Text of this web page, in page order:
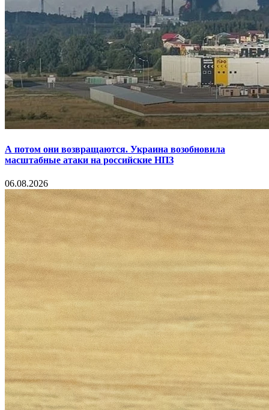
А потом они возвращаются. Украина возобновила
масштабные атаки на российские НПЗ
06.08.2026